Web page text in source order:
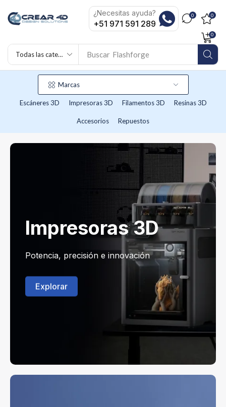
Buscar Creality
¿Necesitas ayuda?
+51 971 591 289
0 0
0
Marcas
Escáneres 3D Impresoras 3D Filamentos 3D Resinas 3D
Accesorios Repuestos
Impresoras 3D
Potencia, precisión e innovación
Explorar